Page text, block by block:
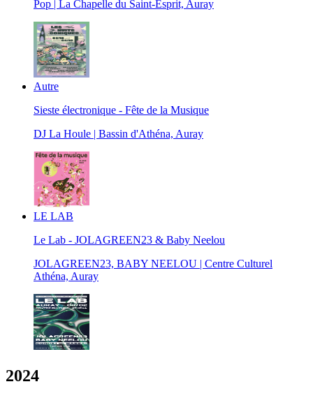
Pop | La Chapelle du Saint-Esprit, Auray
Autre
Sieste électronique - Fête de la Musique
DJ La Houle | Bassin d'Athéna, Auray
LE LAB
Le Lab - JOLAGREEN23 & Baby Neelou
JOLAGREEN23, BABY NEELOU | Centre Culturel
Athéna, Auray
2024